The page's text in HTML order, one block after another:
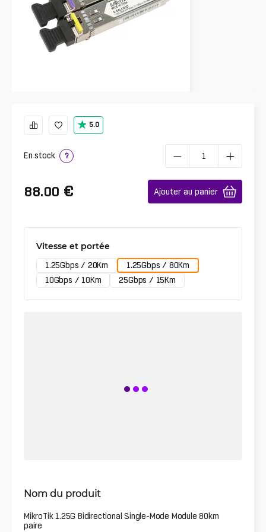
5.0
En stock ?
88.00 € Ajouter au panier
Vitesse et portée
1.25Gbps / 20Km
1.25Gbps / 80Km
10Gbps / 10Km
25Gbps / 15Km
Nom du produit
MikroTik 1.25G Bidirectional Single-Mode Module 80km
paire